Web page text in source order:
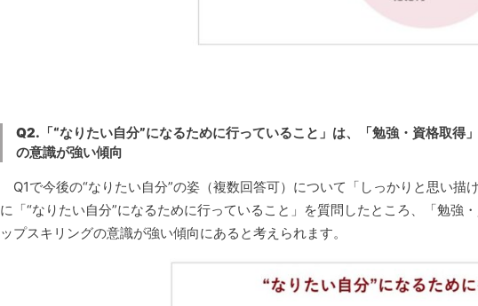
Q2.「“なりたい自分”になるために行っていること」は、「勉強・資格取得
の意識が強い傾向
Q1で今後の“なりたい自分”の姿（複数回答可）について「しっかりと思い
に「“なりたい自分”になるために行っていること」を質問したところ、「勉
ップスキリングの意識が強い傾向にあると考えられます。